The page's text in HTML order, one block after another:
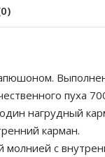
пуха
нагрудный
карман.
молнией с